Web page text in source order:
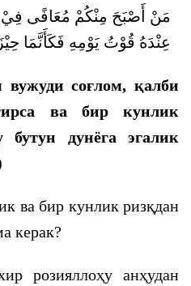
مَنْ أَصْبَحَ مِنْكُمْ مُعَافًى
عِنْدَهُ قُوْتُ يَوْمِهِ فَكَأَنَّمَا
вужуди соғлом, қалби
ва бир кунлик
бутун дунёга эгалик
ва бир кунлик ризқдан
керак?
розияллоҳу анҳудан